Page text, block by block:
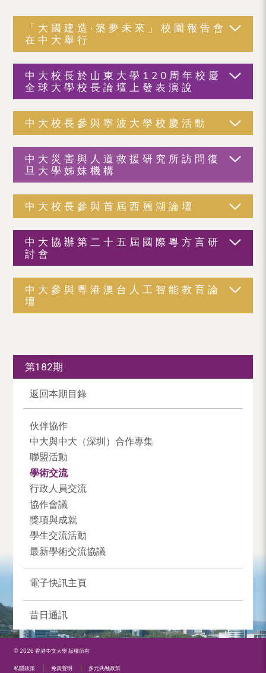
「大國建造·築夢未來」校園報告會
在中大舉行
中大校長於山東大學120周年校慶
全球大學校長論壇上發表演說
中大校長參與寧波大學校慶活動
中大災害與人道救援研究所訪問復
旦大學姊妹機構
中大校長參與首屆西麗湖論壇
中大協辦第二十五屆國際粵方言研
討會
中大參與粵港澳台人工智能教育論
壇
第182期
返回本期目錄
伙伴協作
中大與中大（深圳）合作專集
聯盟活動
學術交流
行政人員交流
協作會議
獎項與成就
學生交流活動
最新學術交流協議
電子快訊主頁
昔日通訊
© 2026 香港中文大學 版權所有
私隱政策 免責聲明 多元共融政策